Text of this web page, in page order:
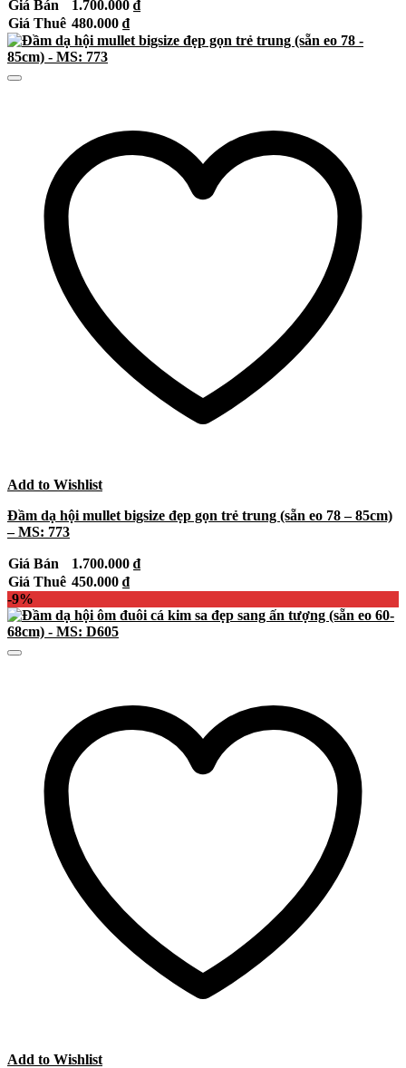
Giá Bán 1.700.000 ₫
Giá Thuê 480.000 ₫
Add to Wishlist
Đầm dạ hội mullet bigsize đẹp gọn trẻ trung (sẵn eo 78 – 85cm)
– MS: 773
Giá Bán 1.700.000 ₫
Giá Thuê 450.000 ₫
-9%
Add to Wishlist